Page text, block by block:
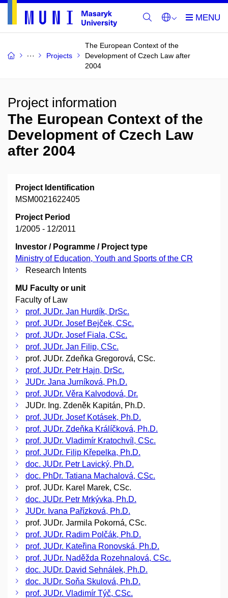
Projects
The European Context of the
Development of Czech Law after
2004
Project information
The European Context of the
Development of Czech Law
after 2004
Project Identification
MSM0021622405
Project Period
1/2005 - 12/2011
Investor / Pogramme / Project type
Ministry of Education, Youth and Sports of the CR
Research Intents
MU Faculty or unit
Faculty of Law
prof. JUDr. Jan Hurdík, DrSc.
prof. JUDr. Josef Bejček, CSc.
prof. JUDr. Josef Fiala, CSc.
prof. JUDr. Jan Filip, CSc.
prof. JUDr. Zdeňka Gregorová, CSc.
prof. JUDr. Petr Hajn, DrSc.
JUDr. Jana Jurníková, Ph.D.
prof. JUDr. Věra Kalvodová, Dr.
JUDr. Ing. Zdeněk Kapitán, Ph.D.
prof. JUDr. Josef Kotásek, Ph.D.
prof. JUDr. Zdeňka Králíčková, Ph.D.
prof. JUDr. Vladimír Kratochvíl, CSc.
prof. JUDr. Filip Křepelka, Ph.D.
doc. JUDr. Petr Lavický, Ph.D.
doc. PhDr. Tatiana Machalová, CSc.
prof. JUDr. Karel Marek, CSc.
doc. JUDr. Petr Mrkývka, Ph.D.
JUDr. Ivana Pařízková, Ph.D.
prof. JUDr. Jarmila Pokorná, CSc.
prof. JUDr. Radim Polčák, Ph.D.
prof. JUDr. Kateřina Ronovská, Ph.D.
prof. JUDr. Naděžda Rozehnalová, CSc.
doc. JUDr. David Sehnálek, Ph.D.
doc. JUDr. Soňa Skulová, Ph.D.
prof. JUDr. Vladimír Týč, CSc.